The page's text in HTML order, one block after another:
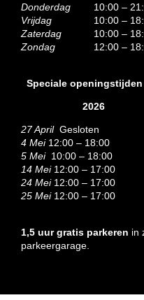
Donderdag
10:00 –
Vrijdag
10:00 –
Zaterdag
10:00 –
Zondag
12:00 –
Speciale openingstijden
2026
27 AprilGesloten
4 Mei12:00 – 18:00
5 Mei10:00 – 18:00
14 Mei12:00 – 17:00
24 Mei12:00 – 17:00
25 Mei 12:00 – 17:00
1,5 uur gratis parkeren in
parkeergarage.